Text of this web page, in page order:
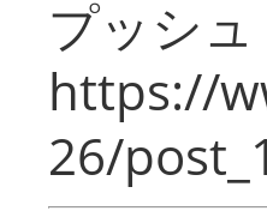
プッシ
https://
26/